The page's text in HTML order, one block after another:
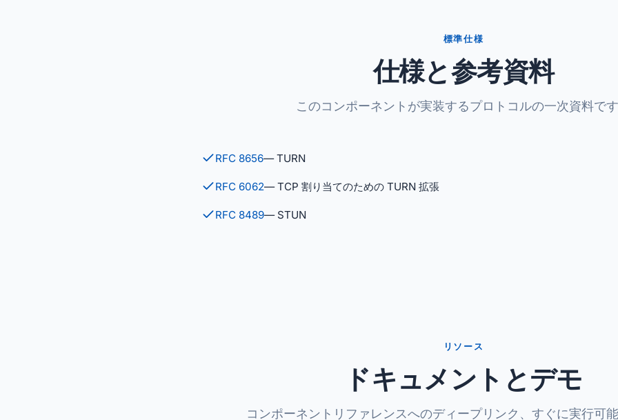
標準仕様
仕様と参考資料
このコンポーネントが実装するプロトコルの一次資料です
RFC 8656— TURN
RFC 6062— TCP 割り当てのための TURN 拡張
RFC 8489— STUN
リソース
ドキュメントとデモ
コンポーネントリファレンスへのディープリンク、すぐに実行可